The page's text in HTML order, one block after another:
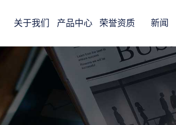
关于我们 产品中心 荣誉资质 新闻